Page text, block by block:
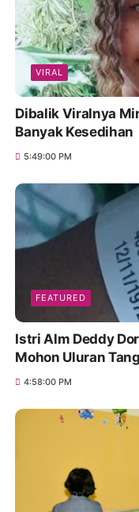
VIRAL
Dibalik Viralnya
Banyak Kesedihan
5:49:00 PM
FEATURED
Istri Alm Deddy
Mohon Uluran
4:58:00 PM